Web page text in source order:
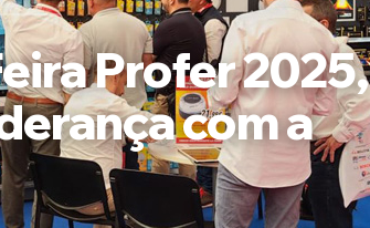
Profer 2025,
com a